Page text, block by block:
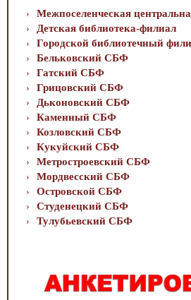
Межпоселенческая
Детская библиотека-филиал
Городской библиотечный
Бельковский СБФ
Гатский СБФ
Грицовский СБФ
Дьконовский СБФ
Каменный СБФ
Козловский СБФ
Кукуйский СБФ
Метростроевский СБФ
Мордвесский СБФ
Островской СБФ
Студенецкий СБФ
Тулубьевский СБФ